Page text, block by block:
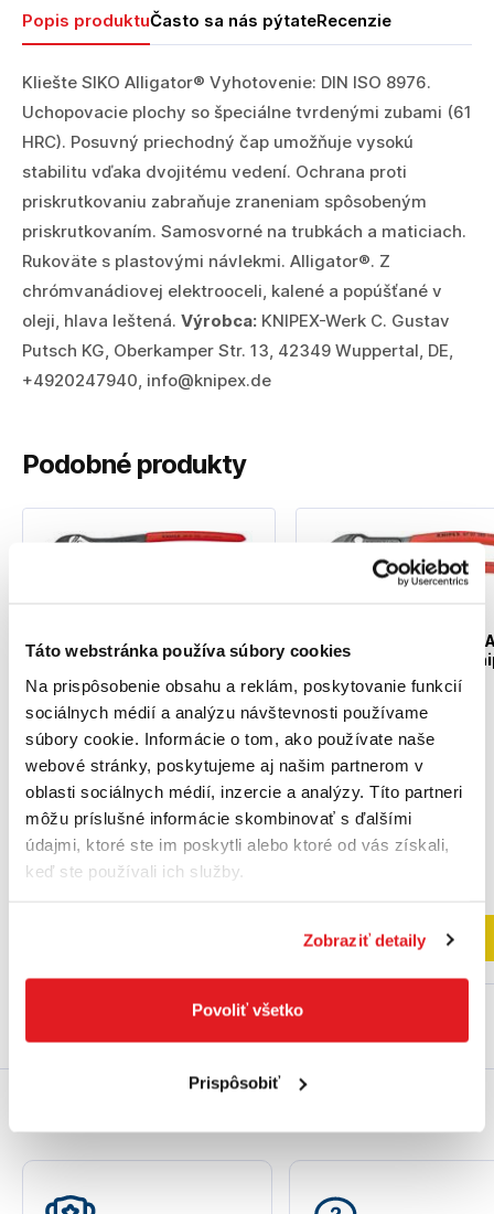
Táto webstránka používa súbory cookies
Na prispôsobenie obsahu a reklám, poskytovanie funkcií
sociálnych médií a analýzu návštevnosti používame
súbory cookie. Informácie o tom, ako používate naše
webové stránky, poskytujeme aj našim partnerom v
oblasti sociálnych médií, inzercie a analýzy. Títo partneri
môžu príslušné informácie skombinovať s ďalšími
údajmi, ktoré ste im poskytli alebo ktoré od vás získali,
keď ste používali ich služby.
Zobraziť detaily
Povoliť všetko
Prispôsobiť
Popis produktuČasto sa nás pýtateRecenzie
Kliešte SIKO Alligator® Vyhotovenie: DIN ISO 8976.
Uchopovacie plochy so špeciálne tvrdenými zubami (61
HRC). Posuvný priechodný čap umožňuje vysokú
stabilitu vďaka dvojitému vedení. Ochrana proti
priskrutkovaniu zabraňuje zraneniam spôsobeným
priskrutkovaním. Samosvorné na trubkách a maticiach.
Rukoväte s plastovými návlekmi. Alligator®. Z
chrómvanádiovej elektrooceli, kalené a popúšťané v
oleji, hlava leštená. Výrobca: KNIPEX-Werk C. Gustav
Putsch KG, Oberkamper Str. 13, 42349 Wuppertal, DE,
+4920247940, info@knipex.de
Podobné produkty
KNIPEX Kliešte Alligator
300mm / 8801300 Knipex
56050300
30,90 €
25 ,12 € bez DPH
Na externom sklade
KNIPEX Kliešte
250mm / 8701250
55930250
23,90 €
Do košíka